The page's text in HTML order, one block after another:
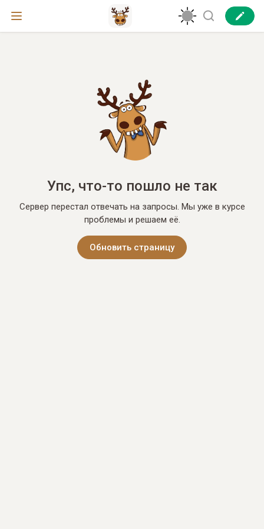
Упс, что-то пошло не так
Сервер перестал отвечать на запросы. Мы уже в курсе
проблемы и решаем её.
Обновить страницу